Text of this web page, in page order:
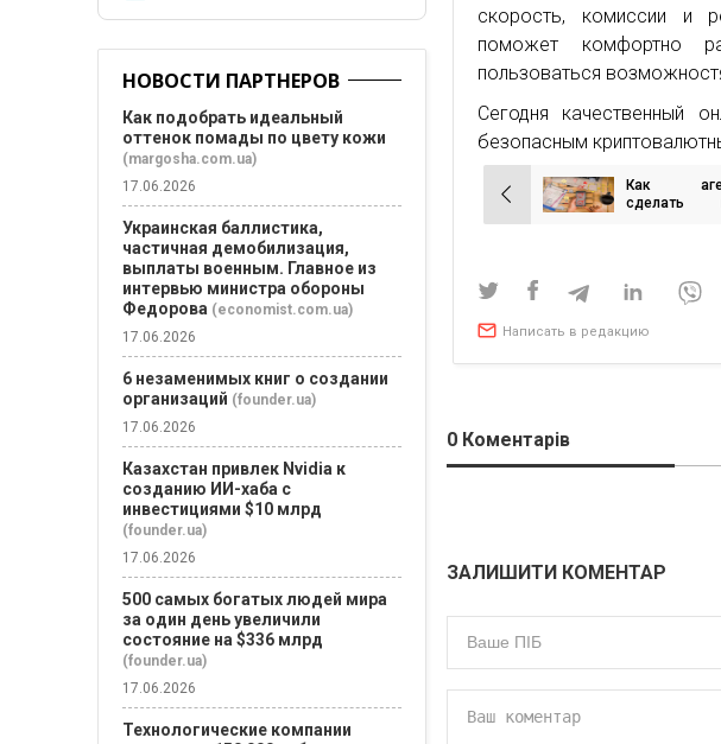
скорость, комиссии и
поможет комфортно
пользоваться
Сегодня качественный
безопасным
Навигация
по
Как
сделать
Написать в редакцию
0 Коментарів
ЗАЛИШИТИ КОМЕНТАР
НОВОСТИ ПАРТНЕРОВ
Как подобрать идеальный
оттенок помады по цвету кожи
(margosha.com.ua)
17.06.2026
Украинская баллистика,
частичная демобилизация,
выплаты военным. Главное из
интервью министра обороны
Федорова (economist.com.ua)
17.06.2026
6 незаменимых книг о создании
организаций (founder.ua)
17.06.2026
Казахстан привлек Nvidia к
созданию ИИ-хаба с
инвестициями $10 млрд
(founder.ua)
17.06.2026
500 самых богатых людей мира
за один день увеличили
состояние на $336 млрд
(founder.ua)
17.06.2026
Технологические компании